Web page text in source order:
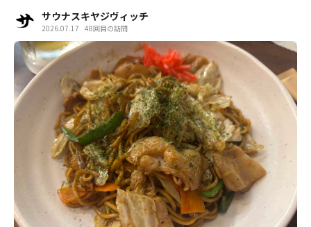
サウナスキヤジヴィッチ
2026.07.17 48回目の訪問